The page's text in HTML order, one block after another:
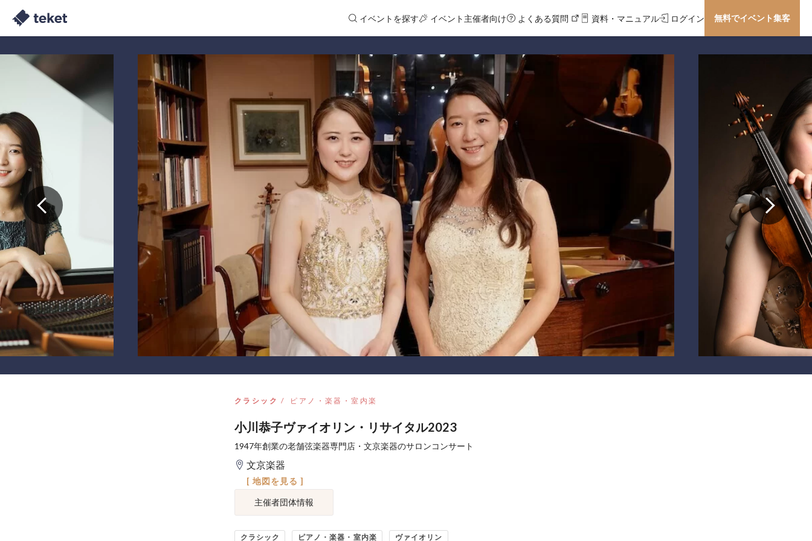
イベントを探す イベント主催者向け よくある質問 資料・マニュアル ログイン 無料でイベント集客
クラシック ピアノ・楽器・室内楽
小川恭子ヴァイオリン・リサイタル2023
1947年創業の老舗弦楽器専門店・文京楽器のサロンコンサート
文京楽器
[ 地図を見る ]
主催者団体情報
クラシック ピアノ・楽器・室内楽 ヴァイオリン